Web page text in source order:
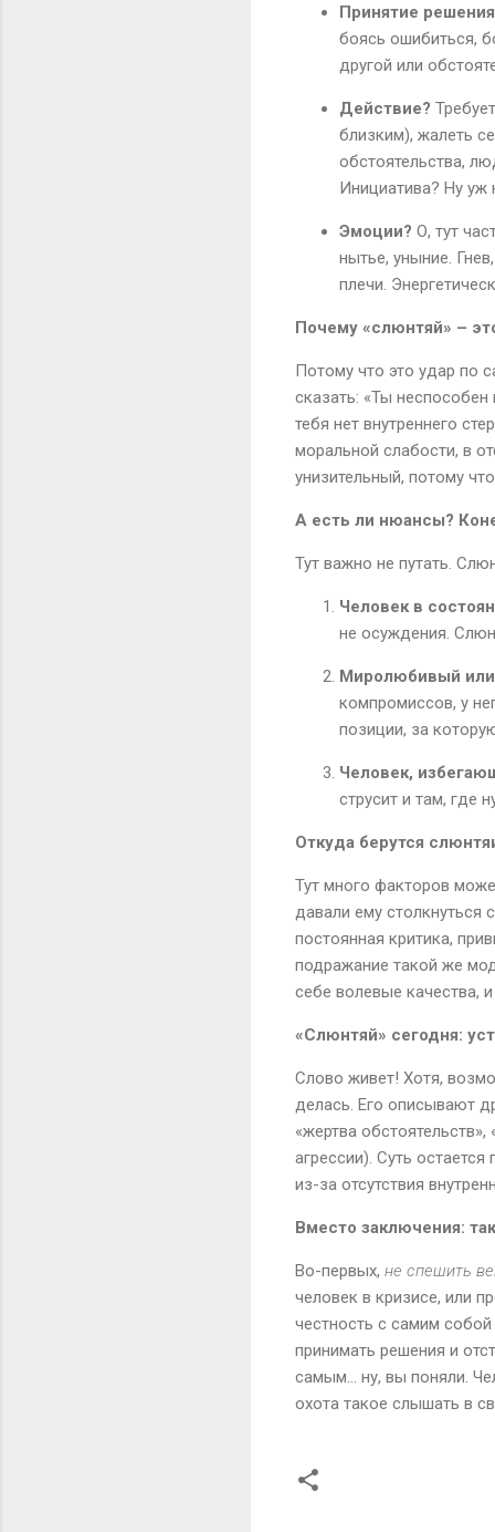
Принятие
боясь ошибиться,
другой или
Действие?
близким), жалеть
обстоятельства,
Инициатива? Ну уж
Эмоции? О, тут
нытье, уныние.
плечи.
Почему «слюнтяй» –
Потому что это удар по
сказать: «Ты
тебя нет внутреннего
моральной слабости, в
унизительный, потому
А есть ли нюансы?
Тут важно не путать.
Человек в
не осуждения.
Миролюбивый
компромиссов, у
позиции, за
Человек,
струсит и там, где
Откуда берутся
Тут много факторов
давали ему столкнуться
постоянная критика,
подражание такой же
себе волевые качества,
«Слюнтяй» сегодня:
Слово живет! Хотя,
делась. Его описывают
«жертва
агрессии). Суть
из-за отсутствия
Вместо заключения:
Во-первых, не спешить
человек в кризисе, или
честность с самим
принимать решения и
самым... ну, вы поняли.
охота такое слышать в